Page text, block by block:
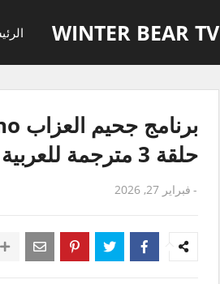
WINTER BEAR TV
حلقة 3 مترجمة للعربية
- فبراير 27, 2026